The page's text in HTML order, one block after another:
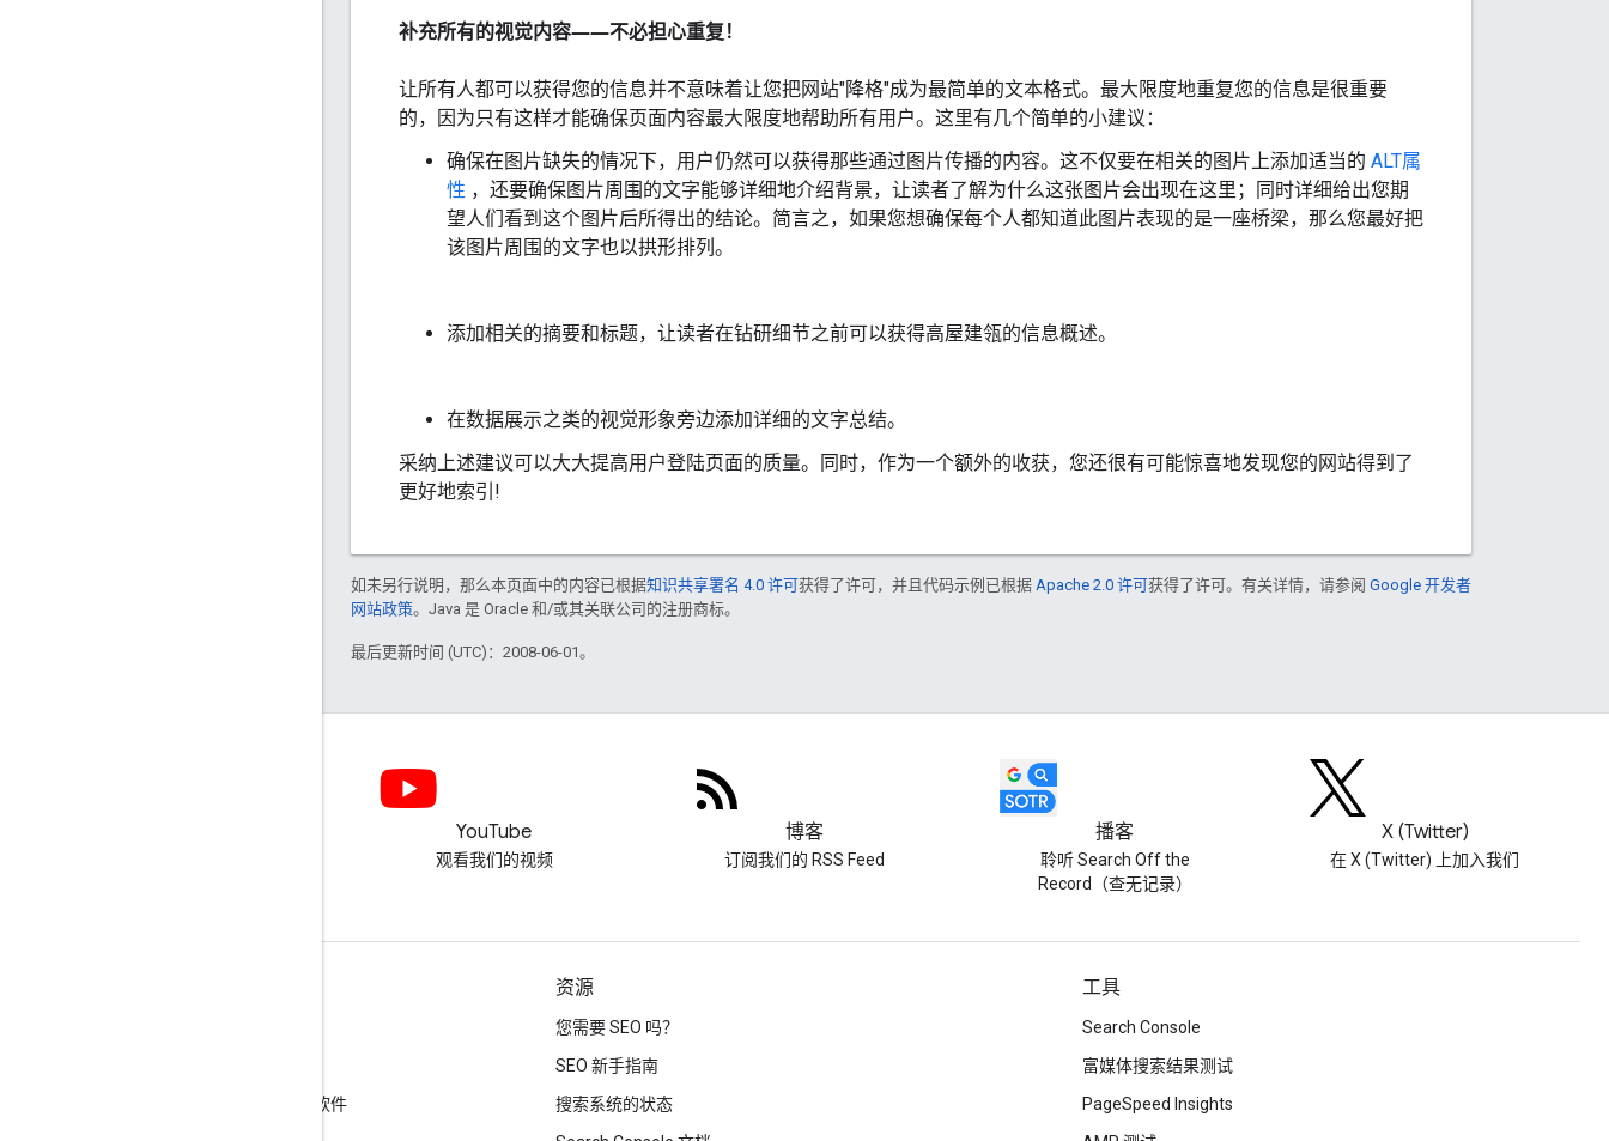
补充所有的视觉内容――不必担心重复！
让所有人都可以获得您的信息并不意味着让您把网站"降格"成为最简单的文本格式。最大限度地重复您的信息是很重要
的，因为只有这样才能确保页面内容最大限度地帮助所有用户。这里有几个简单的小建议：
确保在图片缺失的情况下，用户仍然可以获得那些通过图片传播的内容。这不仅要在相关的图片上添加适当的 ALT属
性 ，还要确保图片周围的文字能够详细地介绍背景，让读者了解为什么这张图片会出现在这里；同时详细给出您期
望人们看到这个图片后所得出的结论。简言之，如果您想确保每个人都知道此图片表现的是一座桥梁，那么您最好把
该图片周围的文字也以拱形排列。
添加相关的摘要和标题，让读者在钻研细节之前可以获得高屋建瓴的信息概述。
在数据展示之类的视觉形象旁边添加详细的文字总结。
采纳上述建议可以大大提高用户登陆页面的质量。同时，作为一个额外的收获，您还很有可能惊喜地发现您的网站得到了
更好地索引!
如未另行说明，那么本页面中的内容已根据知识共享署名 4.0 许可获得了许可，并且代码示例已根据 Apache 2.0 许可获得了许可。有关详情，请参阅 Google 开发者
网站政策。Java 是 Oracle 和/或其关联公司的注册商标。
最后更新时间 (UTC)：2008-06-01。
YouTube
观看我们的视频
博客
订阅我们的 RSS Feed
播客
聆听 Search Off the
Record（查无记录）
X (Twitter)
在 X (Twitter) 上加入我们
举报垃圾内容、钓鱼式攻击内容或恶意软件
资源
您需要 SEO 吗？
SEO 新手指南
搜索系统的状态
工具
Search Console
富媒体搜索结果测试
PageSpeed Insights